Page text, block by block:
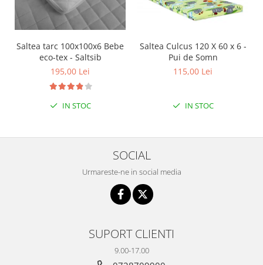
Saltea tarc 100x100x6 Bebe
eco-tex - Saltsib
195,00 Lei
IN STOC
Saltea Culcus 120 X 60 x 6 -
Pui de Somn
115,00 Lei
IN STOC
SOCIAL
Urmareste-ne in social media
SUPORT CLIENTI
9.00-17.00